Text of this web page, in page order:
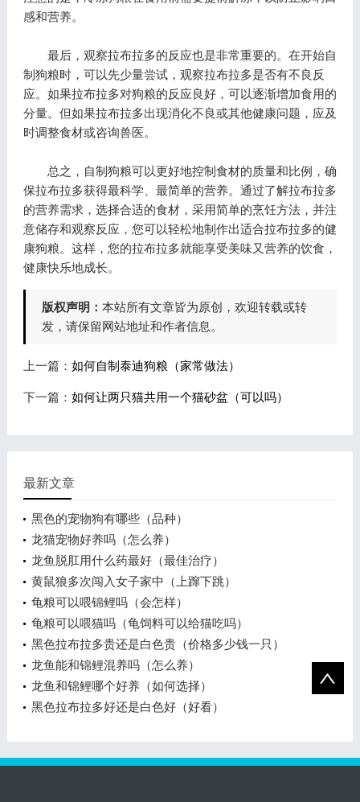
感和营养。
最后，观察拉布拉多的反应也是非常重要的。在开始自
制狗粮时，可以先少量尝试，观察拉布拉多是否有不良反
应。如果拉布拉多对狗粮的反应良好，可以逐渐增加食用的
分量。但如果拉布拉多出现消化不良或其他健康问题，应及
时调整食材或咨询兽医。
总之，自制狗粮可以更好地控制食材的质量和比例，确
保拉布拉多获得最科学、最简单的营养。通过了解拉布拉多
的营养需求，选择合适的食材，采用简单的烹饪方法，并注
意储存和观察反应，您可以轻松地制作出适合拉布拉多的健
康狗粮。这样，您的拉布拉多就能享受美味又营养的饮食，
健康快乐地成长。
版权声明： 本站所有文章皆为原创，欢迎转载或转
发，请保留网站地址和作者信息。
上一篇： 如何自制泰迪狗粮（家常做法）
下一篇： 如何让两只猫共用一个猫砂盆（可以吗）
最新文章
黑色的宠物狗有哪些（品种）
龙猫宠物好养吗（怎么养）
龙鱼脱肛用什么药最好（最佳治疗）
黄鼠狼多次闯入女子家中（上蹿下跳）
龟粮可以喂锦鲤吗（会怎样）
龟粮可以喂猫吗（龟饲料可以给猫吃吗）
黑色拉布拉多贵还是白色贵（价格多少钱一只）
龙鱼能和锦鲤混养吗（怎么养）
龙鱼和锦鲤哪个好养（如何选择）
黑色拉布拉多好还是白色好（好看）